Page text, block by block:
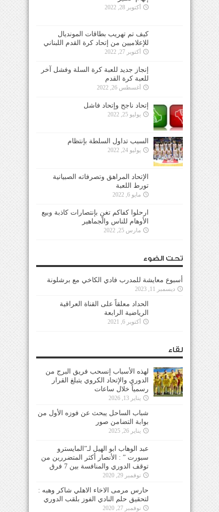
أكتوبر 28, 2022
كيف تم تهريب بطاقات المونديال
للإعلاميين من إتحاد كرة القدم اللبناني
أكتوبر 27, 2022
إنجاز جديد للعبة كرة السلة وفشل آخر
للعبة كرة القدم
أغسطس 26, 2022
إتحاد ناجح وإتحاد فاشل
يوليو 25, 2022
السبب تداول السلطة بإنتظام
يوليو 24, 2022
الإتحاد المراهق وتصرفاته الصبيانية
تورط اللعبة
مايو 6, 2022
ارحلوا كفاكم تغنٍ بإنتصارات كاذبة وبيع
الأوهام للناس والجماهير
مارس 25, 2022
تحت الضوء
أسبوع معايشة للمدرب فادي الكاخي مع برشلونة
ديسمبر 11, 2023
الحداد معلقاً على القناة العراقية
الرياضية الرابعة
أكتوبر 6, 2021
لقاء
لهذه الأسباب إنسحب فريق البرج من
الدوري والإتحاد الكروي يتبلغ القرار
رسمياً خلال ساعات
يناير 13, 2026
شباب الساحل يبحث عن فوزه الأول من
بوابة التضامن صور
يناير 26, 2025
عبد الوهاب ابو الهيل لـ”المايسترو
سبورت ” : الأنصار أكثر المتضررين من
توقف الدوري والمنافسة بين 7 فرق
نوفمبر 29, 2020
حارس مرمى الاخاء الاهلي شاكر وهبه :
لتحقيق حلم النادي الفوز بلقب الدوري
نوفمبر 27, 2020